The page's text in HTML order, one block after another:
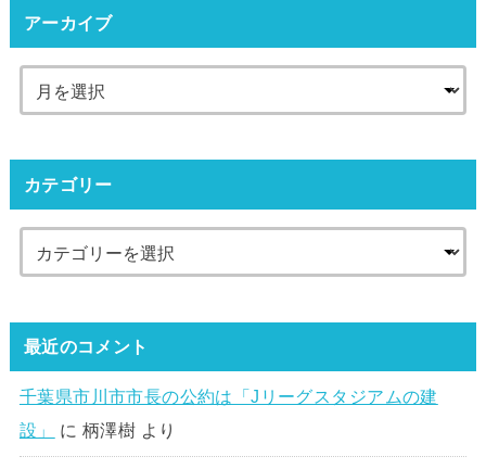
アーカイブ
カテゴリー
最近のコメント
千葉県市川市市長の公約は「Jリーグスタジアムの建
設」
に 柄澤樹 より